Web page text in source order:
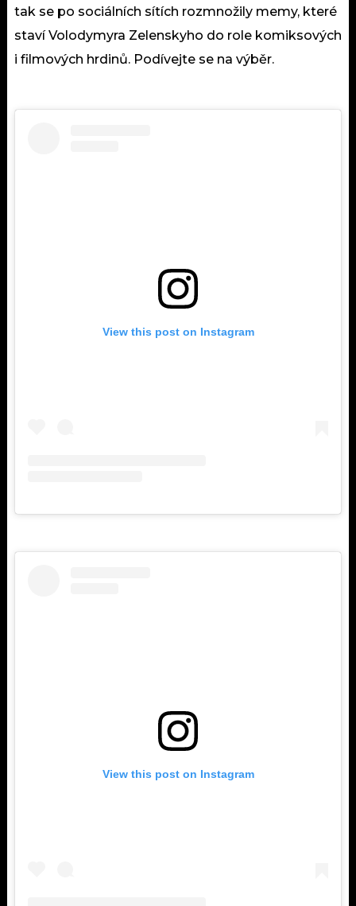
tak se po sociálních sítích rozmnožily memy, které
staví Volodymyra Zelenskyho do role komiksových
i filmových hrdinů. Podívejte se na výběr.
View this post on Instagram
View this post on Instagram